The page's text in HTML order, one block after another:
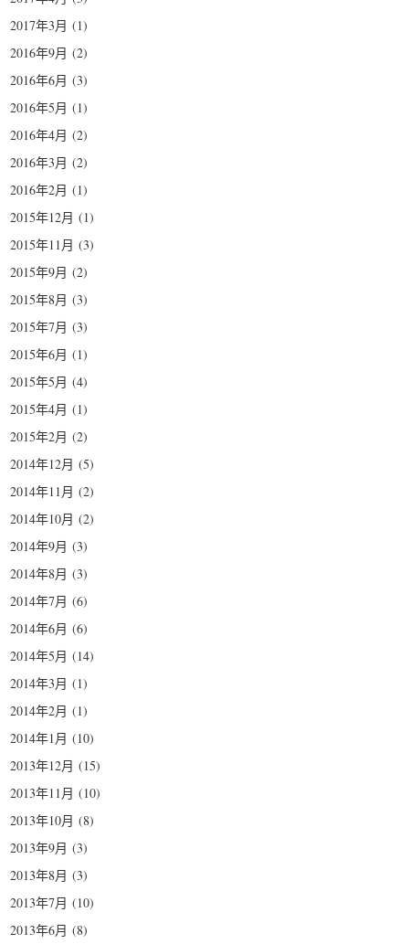
2017年3月 (1)
2016年9月 (2)
2016年6月 (3)
2016年5月 (1)
2016年4月 (2)
2016年3月 (2)
2016年2月 (1)
2015年12月 (1)
2015年11月 (3)
2015年9月 (2)
2015年8月 (3)
2015年7月 (3)
2015年6月 (1)
2015年5月 (4)
2015年4月 (1)
2015年2月 (2)
2014年12月 (5)
2014年11月 (2)
2014年10月 (2)
2014年9月 (3)
2014年8月 (3)
2014年7月 (6)
2014年6月 (6)
2014年5月 (14)
2014年3月 (1)
2014年2月 (1)
2014年1月 (10)
2013年12月 (15)
2013年11月 (10)
2013年10月 (8)
2013年9月 (3)
2013年8月 (3)
2013年7月 (10)
2013年6月 (8)